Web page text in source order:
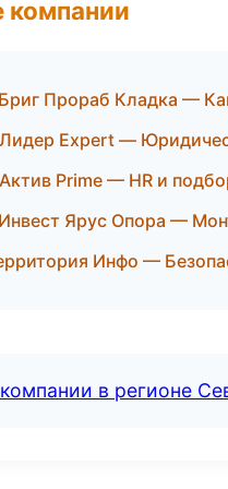
компании
Прораб Кладка —
Expert —
Prime — HR и
Ярус Опора —
Инфо —
в регионе